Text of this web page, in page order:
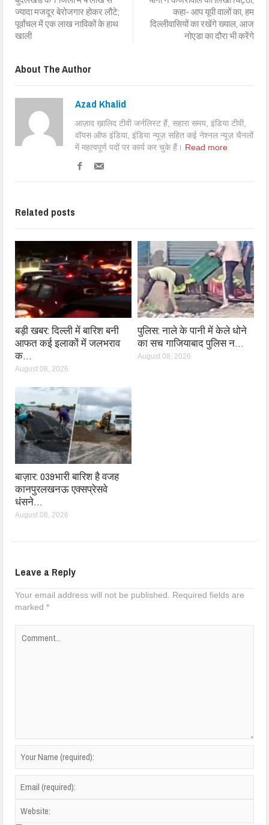
ज्यादा मजदूर बेरोजगार होकर लौटे;
पूर्वांचल में एक लाख नाविकों के हाथ
खाली
कहा- आप यूपी वालों का, हम
दिल्लीवासियों का रखेंगे ख्याल, आज
नोएडा का दौरा भी करेंगे
About The Author
Azad Khalid
आज़ाद ख़ालिद टीवी जर्नलिस्ट हैं, सहारा समय, इंडिया टीवी,
वॉयस ऑफ इंडिया, इंडिया न्यूज़ सहित कई नेश्नल न्यूज़ चैनलों
में महत्वपूर्ण पदों पर कार्य कर चुके हैं। Read more
Related posts
बड़ी खबर: दिल्ली में बारिश बनी
आफत कई इलाकों में जलभराव
क…
August 08, 2026
पुलिस: नाले के पानी में केले धोने
का सच गाजियाबाद पुलिस न…
August 08, 2026
बाज़ार: 039भारी बारिश है वजह
कानपुरलखनऊ एक्सप्रेसवे
धंसने…
August 08, 2026
Leave a Reply
Your email address will not be published.
Required fields are
marked*